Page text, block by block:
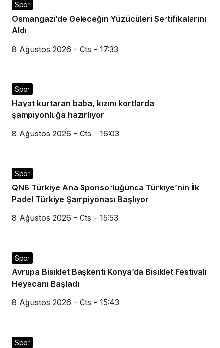
Spor
Osmangazi’de Geleceğin Yüzücüleri Sertifikalarını
Aldı
8 Ağustos 2026 - Cts - 17:33
Spor
Hayat kurtaran baba, kızını kortlarda
şampiyonluğa hazırlıyor
8 Ağustos 2026 - Cts - 16:03
Spor
QNB Türkiye Ana Sponsorluğunda Türkiye’nin İlk
Padel Türkiye Şampiyonası Başlıyor
8 Ağustos 2026 - Cts - 15:53
Spor
Avrupa Bisiklet Başkenti Konya’da Bisiklet Festivali
Heyecanı Başladı
8 Ağustos 2026 - Cts - 15:43
Spor